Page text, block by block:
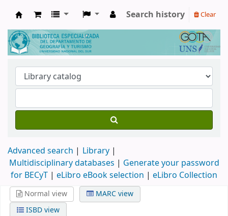
Biblioteca de Geografía y Turismo
Search history Clear
Advanced search
Library
Multidisciplinary databases | Generate your password
for BECyT | eLibro eBook selection | eLibro Collection
Normal view
MARC view
ISBD view